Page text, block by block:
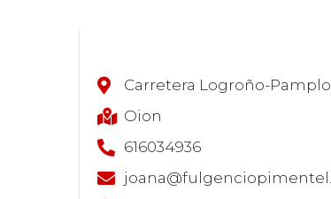
Carretera Logroño-
Oion
616034936